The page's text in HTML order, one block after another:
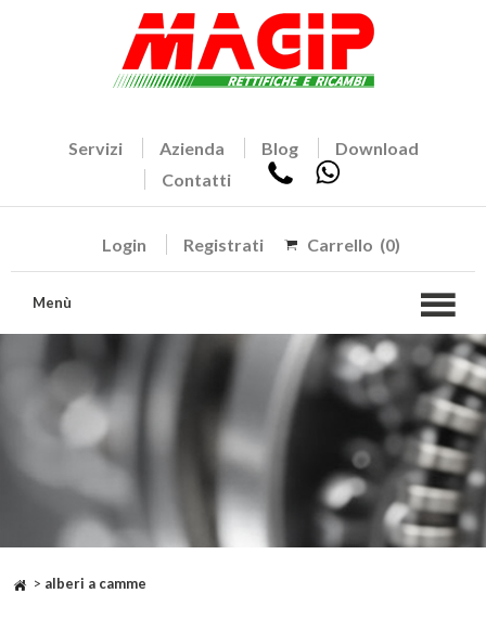
Servizi Azienda Blog
Download
Contatti
Login Registrati Carrello (0)
Menù
> alberi a camme